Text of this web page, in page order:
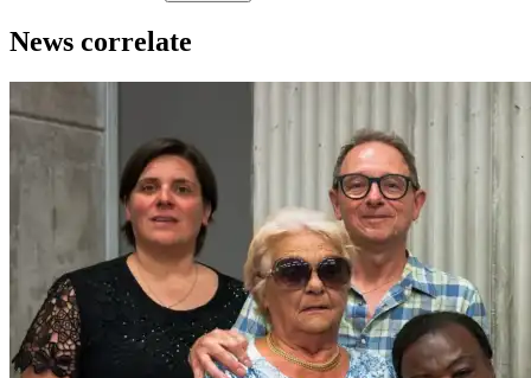
News correlate